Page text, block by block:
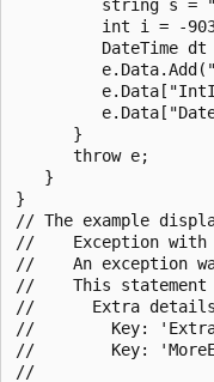
string s =
int i = -
DateTime dt
      }
      throw e;
   }
}
// The example
//    Exception with
//    An exception
//    This statement
//      Extra
//        Key:
//        Key:
//